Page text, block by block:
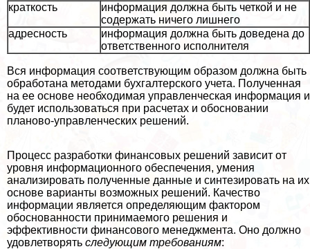
краткость
информация должна быть четкой и не
содержать ничего лишнего
адресность
информация должна быть доведена до
ответственного исполнителя
Вся информация соответствующим образом должна быть
обработана методами бухгалтерского учета. Полученная
на ее основе необходимая управленческая информация и
будет использоваться при расчетах и обосновании
планово-управленческих решений.
Процесс разработки финансовых решений зависит от
уровня информационного обеспечения, умения
анализировать полученные данные и синтезировать на их
основе варианты возможных решений. Качество
информации является определяющим фактором
обоснованности принимаемого решения и
эффективности финансового менеджмента. Оно должно
удовлетворять следующим требованиям: